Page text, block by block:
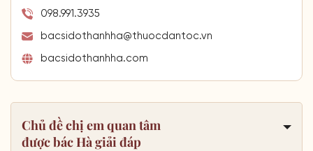
098.991.3935
bacsidothanhha@thuocdantoc.vn
bacsidothanhha.com
Chủ đề chị em quan tâm
được bác Hà giải đáp